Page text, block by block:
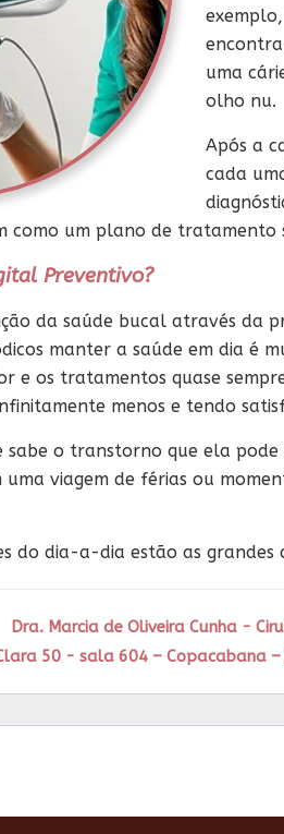
uma
olho nu.
Após a
cada
como um plano de tratamento
Preventivo?
da saúde bucal através da
manter a saúde em dia é
e os tratamentos quase
menos e tendo
sabe o transtorno que ela
viagem de férias ou
do dia-a-dia estão as grandes
Dra. Marcia de Oliveira Cunha -
50 - sala 604 – Copacabana –